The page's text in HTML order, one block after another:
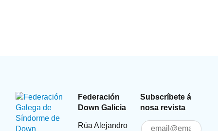
Federación
Down Galicia
Rúa Alejandro
Subscríbete á
nosa revista